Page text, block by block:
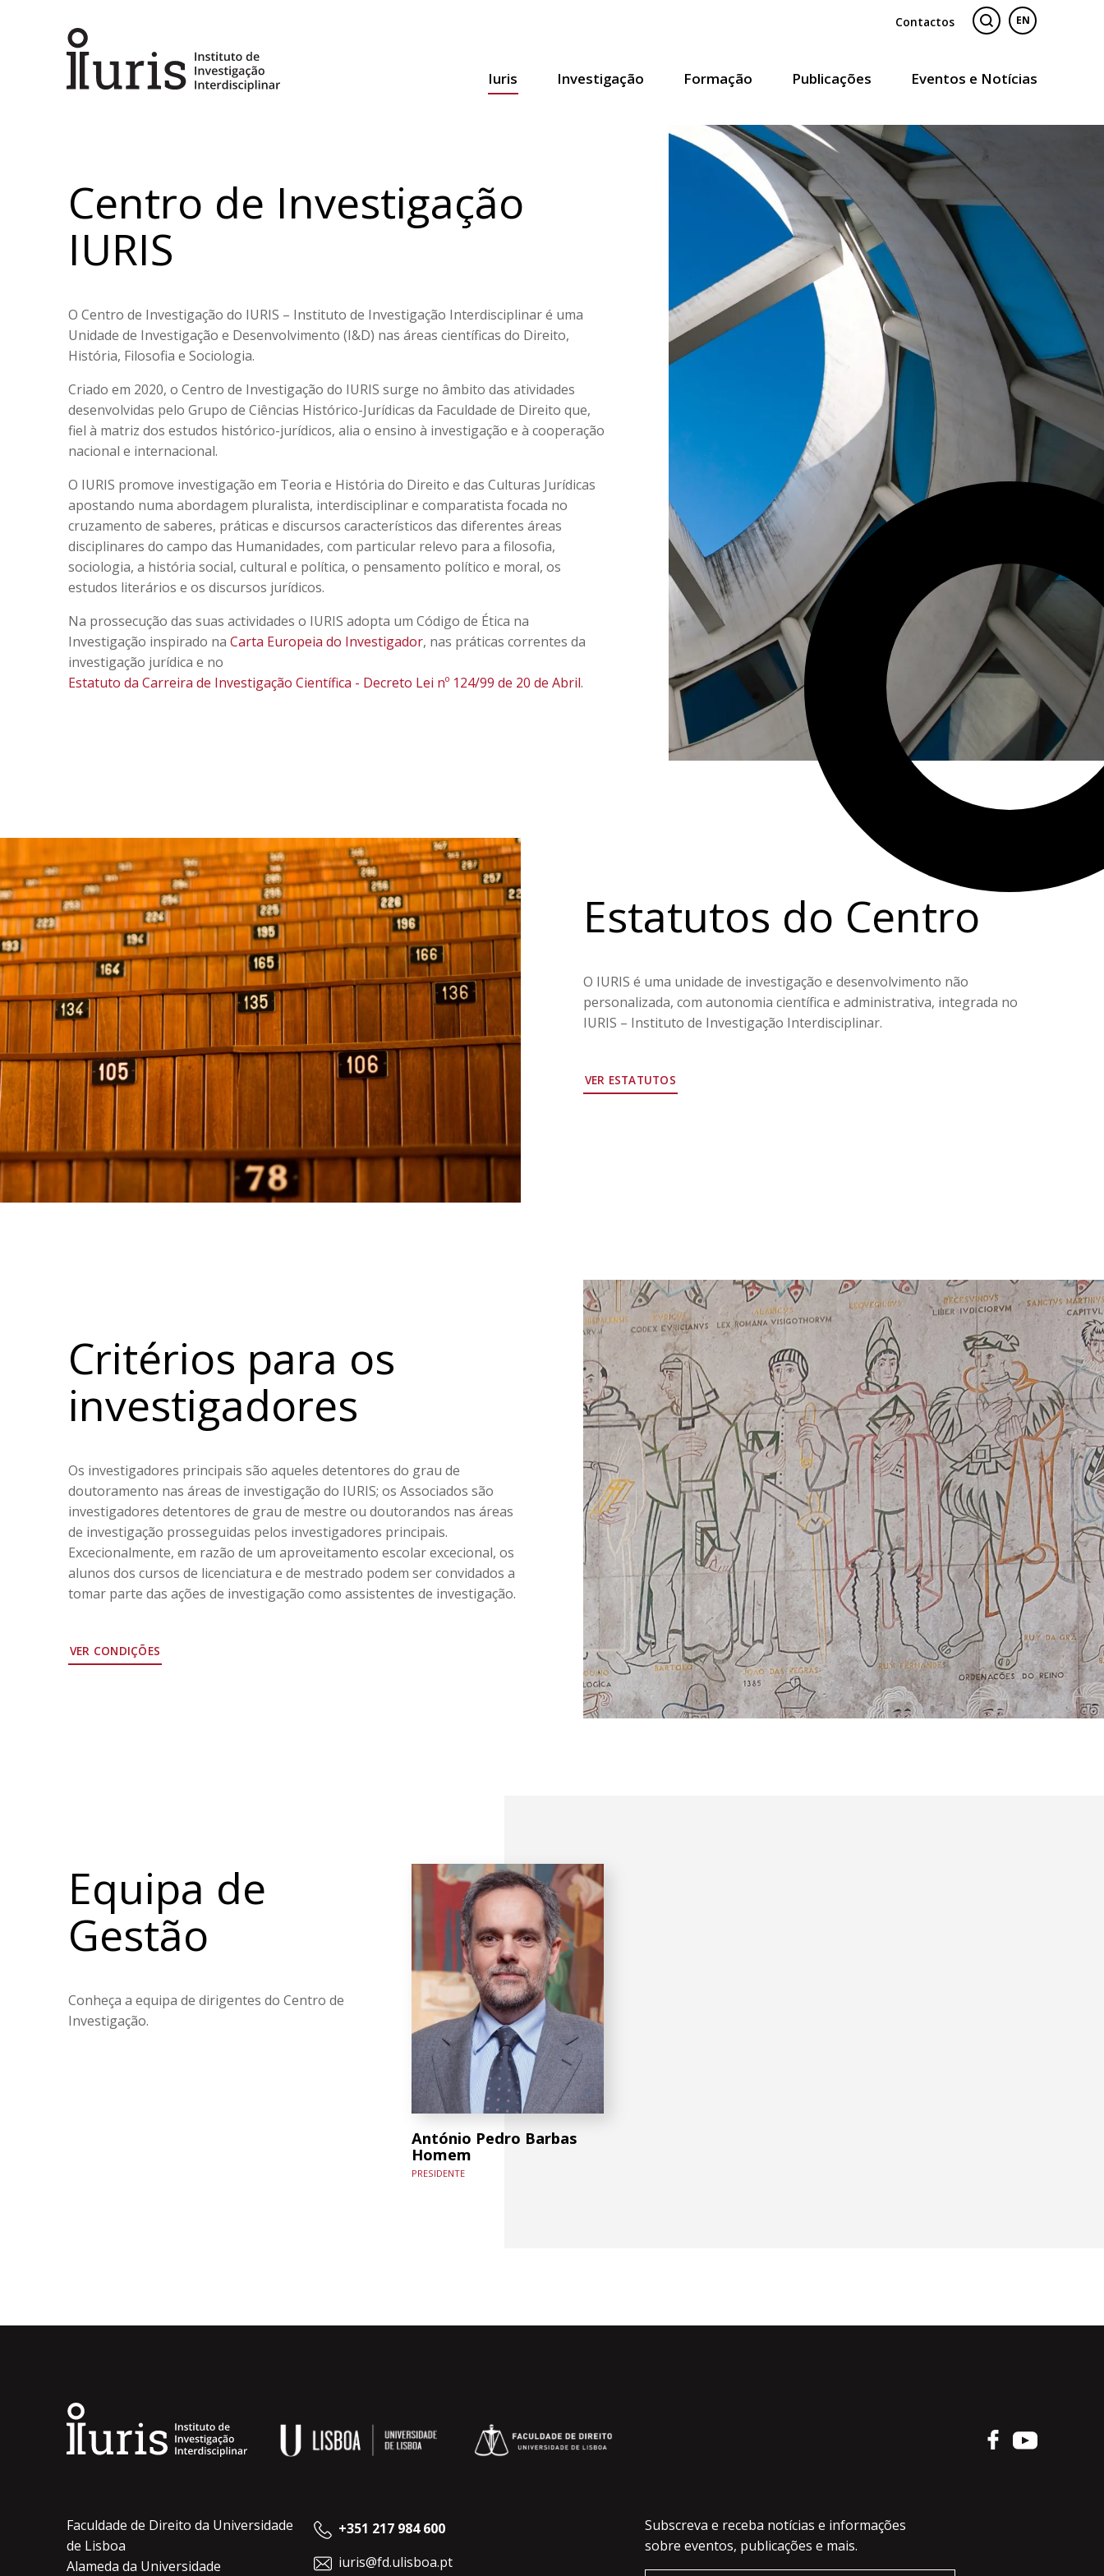
Contactos EN
Iuris Investigação Formação Publicações Eventos e Notícias
Centro de Investigação
IURIS
O Centro de Investigação do IURIS – Instituto de Investigação Interdisciplinar é uma
Unidade de Investigação e Desenvolvimento (I&D) nas áreas científicas do Direito,
História, Filosofia e Sociologia.
Criado em 2020, o Centro de Investigação do IURIS surge no âmbito das atividades
desenvolvidas pelo Grupo de Ciências Histórico-Jurídicas da Faculdade de Direito que,
fiel à matriz dos estudos histórico-jurídicos, alia o ensino à investigação e à cooperação
nacional e internacional.
O IURIS promove investigação em Teoria e História do Direito e das Culturas Jurídicas
apostando numa abordagem pluralista, interdisciplinar e comparatista focada no
cruzamento de saberes, práticas e discursos característicos das diferentes áreas
disciplinares do campo das Humanidades, com particular relevo para a filosofia,
sociologia, a história social, cultural e política, o pensamento político e moral, os
estudos literários e os discursos jurídicos.
Na prossecução das suas actividades o IURIS adopta um Código de Ética na
Investigação inspirado na Carta Europeia do Investigador, nas práticas correntes da
investigação jurídica e no
Estatuto da Carreira de Investigação Científica - Decreto Lei nº 124/99 de 20 de Abril.
Estatutos do Centro
O IURIS é uma unidade de investigação e desenvolvimento não
personalizada, com autonomia científica e administrativa, integrada no
IURIS – Instituto de Investigação Interdisciplinar.
VER ESTATUTOS
Critérios para os
investigadores
Os investigadores principais são aqueles detentores do grau de
doutoramento nas áreas de investigação do IURIS; os Associados são
investigadores detentores de grau de mestre ou doutorandos nas áreas
de investigação prosseguidas pelos investigadores principais.
Excecionalmente, em razão de um aproveitamento escolar excecional, os
alunos dos cursos de licenciatura e de mestrado podem ser convidados a
tomar parte das ações de investigação como assistentes de investigação.
VER CONDIÇÕES
Equipa de
Gestão
Conheça a equipa de dirigentes do Centro de
Investigação.
António Pedro Barbas
Homem
PRESIDENTE
Faculdade de Direito da Universidade
de Lisboa
Alameda da Universidade
+351 217 984 600
iuris@fd.ulisboa.pt
Subscreva e receba notícias e informações
sobre eventos, publicações e mais.